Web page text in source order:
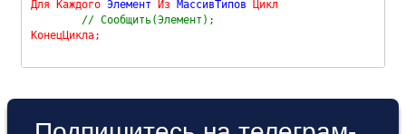
Для Каждого Элемент Из МассивТипов Цикл
// Сообщить(Элемент);
КонецЦикла;